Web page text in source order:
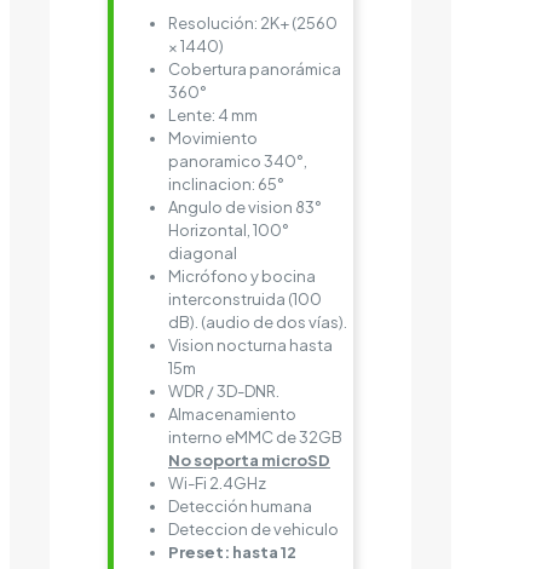
Resolución: 2K+ (2560
× 1440)
Cobertura panorámica
360°
Lente: 4 mm
Movimiento
panoramico 340°,
inclinacion: 65°
Angulo de vision 83°
Horizontal, 100°
diagonal
Micrófono y bocina
interconstruida (100
dB). (audio de dos vías).
Vision nocturna hasta
15m
WDR / 3D-DNR.
Almacenamiento
interno eMMC de 32GB
No soporta microSD
Wi-Fi 2.4GHz
Detección humana
Deteccion de vehiculo
Preset: hasta 12